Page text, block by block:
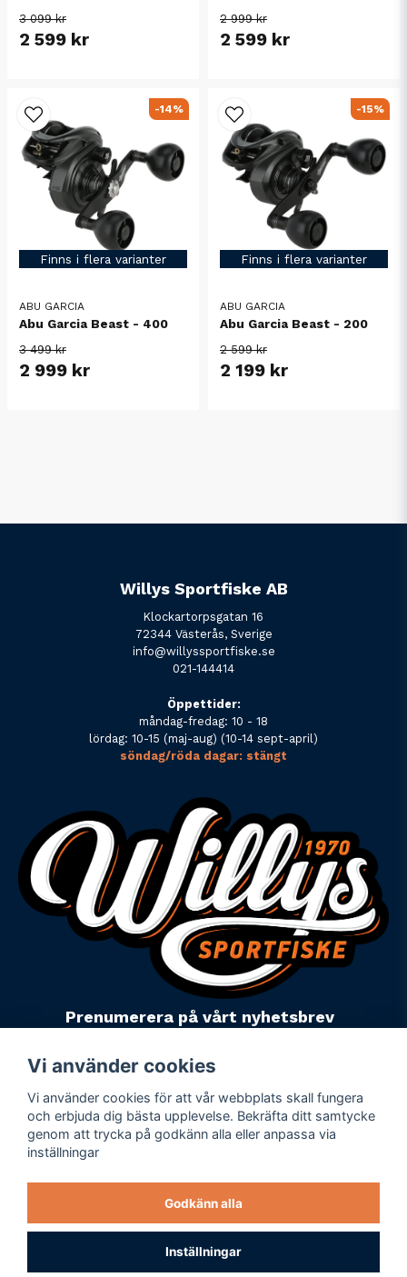
3 099 kr
2 599 kr
2 999 kr
2 599 kr
Finns i flera varianter
ABU GARCIA
Abu Garcia Beast - 400
3 499 kr
2 999 kr
-14%
Finns i flera varianter
ABU GARCIA
Abu Garcia Beast - 200
2 599 kr
2 199 kr
-15%
Willys Sportfiske AB
Klockartorpsgatan 16
72344 Västerås, Sverige
info@willyssportfiske.se
021-144414
Öppettider:
måndag-fredag: 10 - 18
lördag: 10-15 (maj-aug) (10-14 sept-april)
söndag/röda dagar: stängt
Prenumerera på vårt nyhetsbrev
Powered by Nyehandel AB
Företagsuppgifter
Personuppgiftspolicy
Varumärken
Vi använder cookies
Vi använder cookies för att vår webbplats skall fungera
och erbjuda dig bästa upplevelse. Bekräfta ditt samtycke
genom att trycka på godkänn alla eller anpassa via
inställningar
Godkänn alla
Inställningar